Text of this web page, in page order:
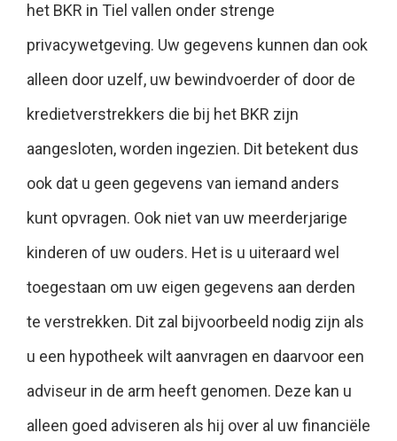
het BKR in Tiel vallen onder strenge
privacywetgeving. Uw gegevens kunnen dan ook
alleen door uzelf, uw bewindvoerder of door de
kredietverstrekkers die bij het BKR zijn
aangesloten, worden ingezien. Dit betekent dus
ook dat u geen gegevens van iemand anders
kunt opvragen. Ook niet van uw meerderjarige
kinderen of uw ouders. Het is u uiteraard wel
toegestaan om uw eigen gegevens aan derden
te verstrekken. Dit zal bijvoorbeeld nodig zijn als
u een hypotheek wilt aanvragen en daarvoor een
adviseur in de arm heeft genomen. Deze kan u
alleen goed adviseren als hij over al uw financiële